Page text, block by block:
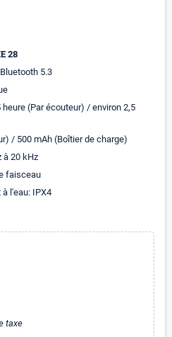
28
5.3
(Par écouteur) / environ 2,5
/ 500 mAh (Boîtier de charge)
à 20 kHz
faisceau
l'eau: IPX4
taxe